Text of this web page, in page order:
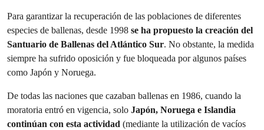
Para garantizar la recuperación de las poblaciones de diferentes
especies de ballenas, desde 1998 se ha propuesto la creación del
Santuario de Ballenas del Atlántico Sur. No obstante, la medida
siempre ha sufrido oposición y fue bloqueada por algunos países
como Japón y Noruega.
De todas las naciones que cazaban ballenas en 1986, cuando la
moratoria entró en vigencia, solo Japón, Noruega e Islandia
continúan con esta actividad (mediante la utilización de vacíos